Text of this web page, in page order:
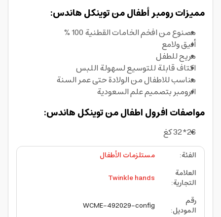
مميزات رومبر أطفال من توينكل هاندس:
مصنوع من افخم الخامات القطنية 100 %
أنيق ولامع
مريح للطفل
اكتاف قابلة للتوسيع لسهولة اللبس
مناسب للاطفال من الولادة حتى عمر السنة
الرومبر بتصميم علم السعودية
مواصفات افرول اطفال من توينكل هاندس:
26*32 كغ
الفئة:
مستلزمات الأطفال
العلامة
التجارية:
Twinkle hands
رقم
الموديل:
WCME-492029-config